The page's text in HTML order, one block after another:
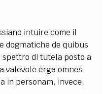
intuire come il
dogmatiche de quibus
di tutela posto a
valevole erga omnes
in personam, invece,